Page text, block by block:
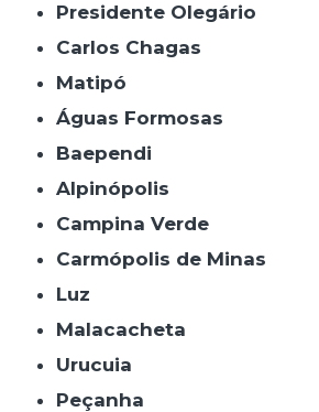
Presidente Olegário
Carlos Chagas
Matipó
Águas Formosas
Baependi
Alpinópolis
Campina Verde
Carmópolis de Minas
Luz
Malacacheta
Urucuia
Peçanha